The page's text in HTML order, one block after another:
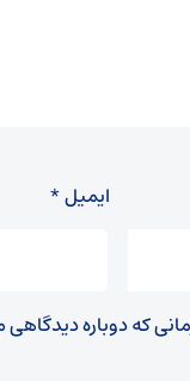
ایمیل*
که دوباره